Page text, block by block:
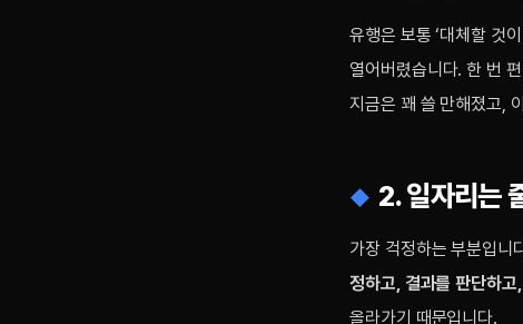
유행은 보통 ‘대체할 것
열어버렸습니다. 한 번
지금은 꽤 쓸 만해졌고,
2. 일자리는
가장 걱정하는 부분입니
정하고, 결과를 판단하
올라가기 때문입니다.